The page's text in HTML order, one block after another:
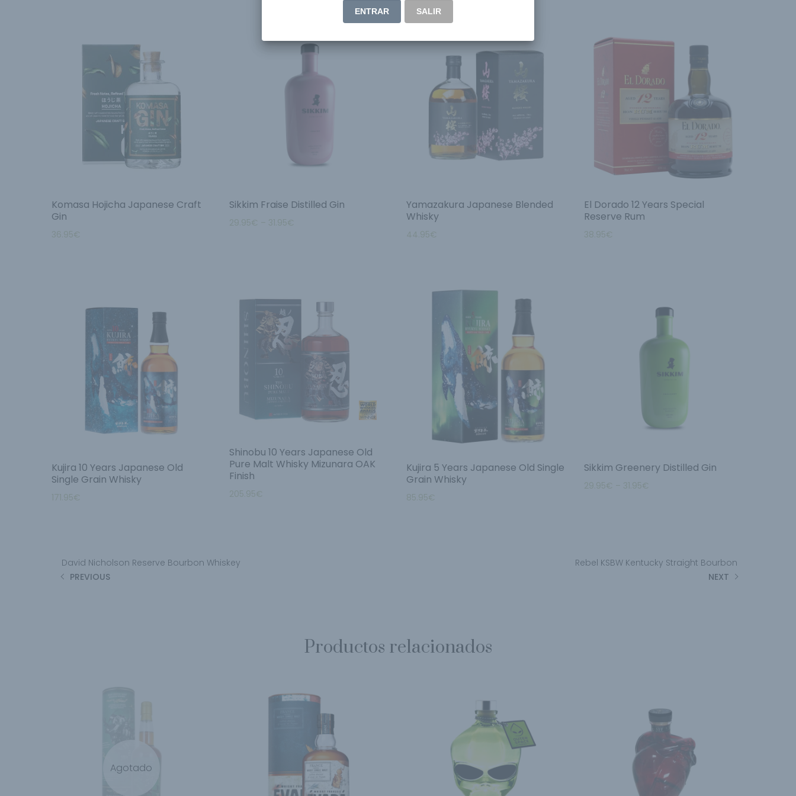
Komasa Hojicha Japanese Craft
Gin
36.95€
Sikkim Fraise Distilled Gin
29.95€ – 31.95€
Yamazakura Japanese Blended
Whisky
44.95€
El Dorado 12 Years Special
Reserve Rum
38.95€
Kujira 10 Years Japanese Old
Single Grain Whisky
171.95€
Shinobu 10 Years Japanese Old
Pure Malt Whisky Mizunara OAK
Finish
205.95€
Kujira 5 Years Japanese Old Single
Grain Whisky
85.95€
Sikkim Greenery Distilled Gin
29.95€ – 31.95€
David Nicholson Reserve Bourbon Whiskey
PREVIOUS
Rebel KSBW Kentucky Straight Bourbon
NEXT
Productos relacionados
Agotado
ENTRAR SALIR